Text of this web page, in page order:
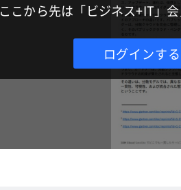
ここから先は「ビジネス+IT」
ログインする